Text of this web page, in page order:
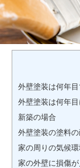
外壁塗装は何年
外壁塗装は何年
新築の場合
外壁塗装の塗料
家の周りの気候
家の外壁に損傷